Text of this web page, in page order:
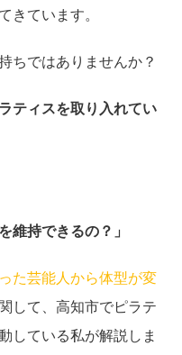
きています。
ちではありませんか？
ティスを取り入れてい
維持できるの？」
た芸能人から体型が変
して、高知市でピラテ
している私が解説しま